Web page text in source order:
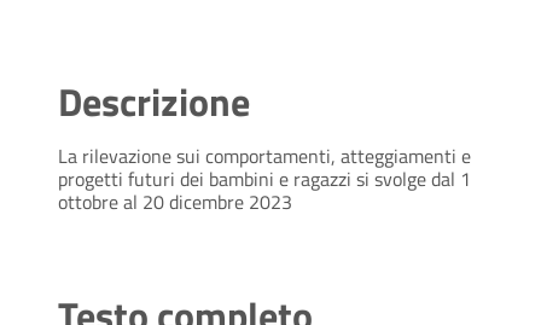
Descrizione
La rilevazione sui comportamenti, atteggiamenti e
progetti futuri dei bambini e ragazzi si svolge dal 1
ottobre al 20 dicembre 2023